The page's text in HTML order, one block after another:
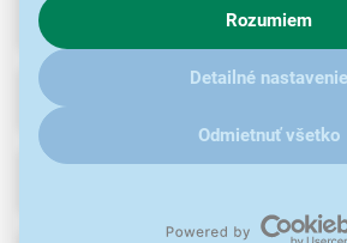
V prípade že vás zaujímajú detaily, ako u
ďalšími údaji pracujeme, kliknitesem.
Rozumiem
Detailné nastavenie
Odmietnuť všetko
Parametre